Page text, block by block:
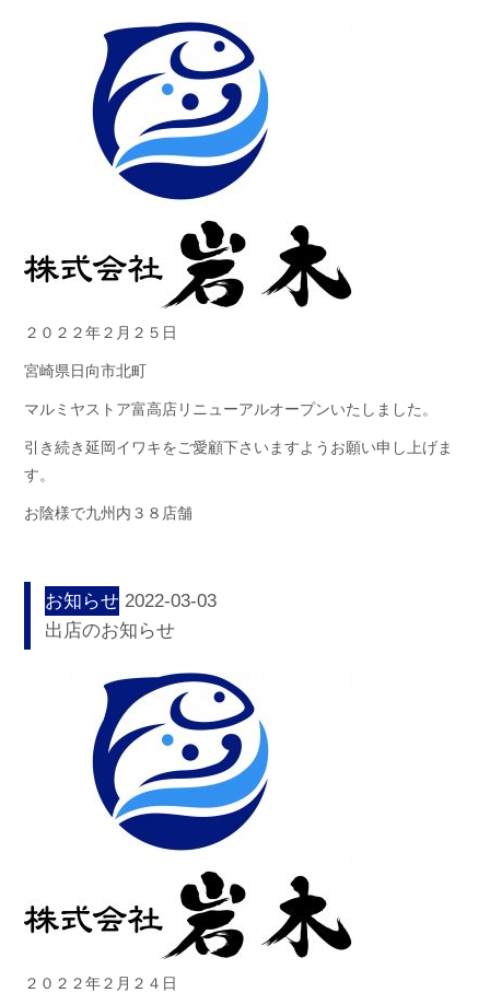
２０２２年２月２５日
宮崎県日向市北町
マルミヤストア富高店リニューアルオープンいたしました。
引き続き延岡イワキをご愛顧下さいますようお願い申し上げま
す。
お陰様で九州内３８店舗
お知らせ 2022-03-03
出店のお知らせ
２０２２年２月２４日